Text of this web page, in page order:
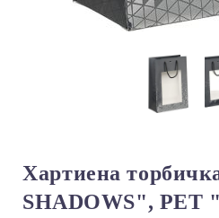
Хартиена
SHADOWS", PET